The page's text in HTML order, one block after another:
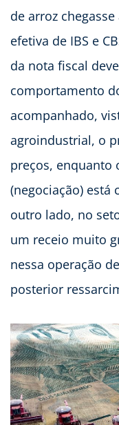
de arroz
efetiva de IBS e
da nota fiscal
comportamento
acompanhado,
agroindustrial, o
preços, enquanto
(negociação) está
outro lado, no
um receio muito
nessa operação
posterior